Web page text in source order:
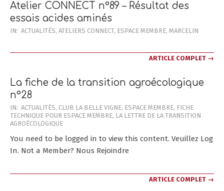
Atelier CONNECT n°89 – Résultat des
essais acides aminés
2025-
18
IN: ACTUALITÉS, ATELIERS CONNECT, ESPACE MEMBRE, MARCELIN
ARTICLE COMPLET →
La fiche de la transition agroécologique
n°28
2025-
02-
IN: ACTUALITÉS, CLUB LA BELLE VIGNE, ESPACE MEMBRE, FICHE
TECHNIQUE POUR ESPACE MEMBRE, LA LETTRE DE LA TRANSITION
AGROÉCOLOGIQUE
You need to be logged in to view this content. Veuillez Log
In. Not a Member? Nous Rejoindre
ARTICLE COMPLET →